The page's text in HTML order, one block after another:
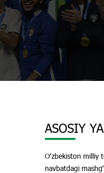
ASOSIY
Oʻzbekiston milliy
navbatdagi